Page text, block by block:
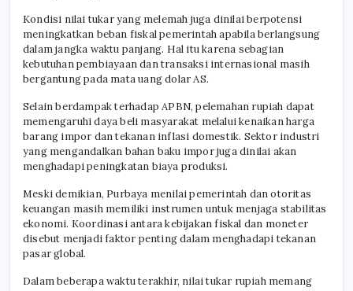
Kondisi nilai tukar yang melemah juga dinilai berpotensi
meningkatkan beban fiskal pemerintah apabila berlangsung
dalam jangka waktu panjang. Hal itu karena sebagian
kebutuhan pembiayaan dan transaksi internasional masih
bergantung pada mata uang dolar AS.
Selain berdampak terhadap APBN, pelemahan rupiah dapat
memengaruhi daya beli masyarakat melalui kenaikan harga
barang impor dan tekanan inflasi domestik. Sektor industri
yang mengandalkan bahan baku impor juga dinilai akan
menghadapi peningkatan biaya produksi.
Meski demikian, Purbaya menilai pemerintah dan otoritas
keuangan masih memiliki instrumen untuk menjaga stabilitas
ekonomi. Koordinasi antara kebijakan fiskal dan moneter
disebut menjadi faktor penting dalam menghadapi tekanan
pasar global.
Dalam beberapa waktu terakhir, nilai tukar rupiah memang